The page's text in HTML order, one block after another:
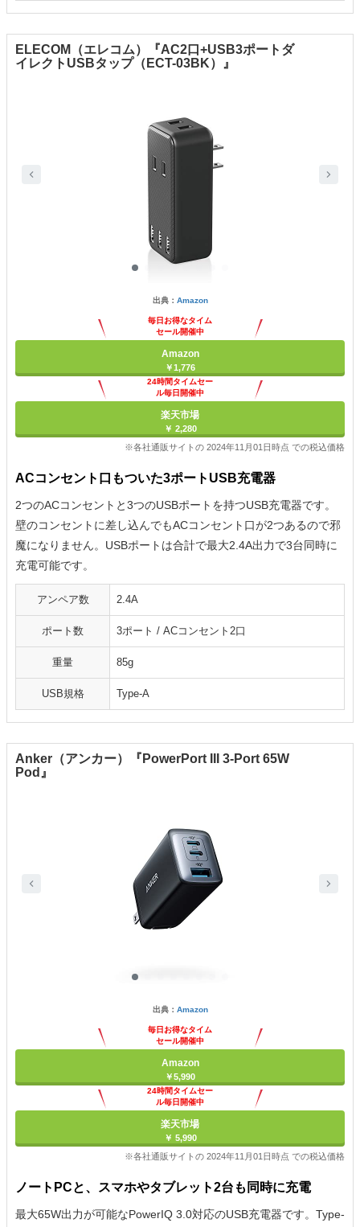
ELECOM（エレコム）『AC2口+USB3ポートダ
イレクトUSBタップ（ECT-03BK）』
出典： Amazon
毎日お得なタイム
セール開催中
Amazon
￥1,776
24時間タイムセー
ル毎日開催中
楽天市場
￥ 2,280
※各社通販サイトの 2024年11月01日時点 での税込価格
ACコンセント口もついた3ポートUSB充電器
2つのACコンセントと3つのUSBポートを持つUSB充電器です。
壁のコンセントに差し込んでもACコンセント口が2つあるので邪
魔になりません。USBポートは合計で最大2.4A出力で3台同時に
充電可能です。
アンペア数 2.4A
ポート数 3ポート / ACコンセント2口
重量 85g
USB規格 Type-A
Anker（アンカー）『PowerPort III 3-Port 65W
Pod』
出典： Amazon
毎日お得なタイム
セール開催中
Amazon
￥5,990
24時間タイムセー
ル毎日開催中
楽天市場
￥ 5,990
※各社通販サイトの 2024年11月01日時点 での税込価格
ノートPCと、スマホやタブレット2台も同時に充電
最大65W出力が可能なPowerIQ 3.0対応のUSB充電器です。Type-